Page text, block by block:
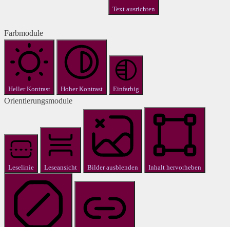
Text ausrichten
Farbmodule
Heller Kontrast Hoher Kontrast Einfarbig
Orientierungsmodule
Leselinie Leseansicht Bilder ausblenden Inhalt hervorheben